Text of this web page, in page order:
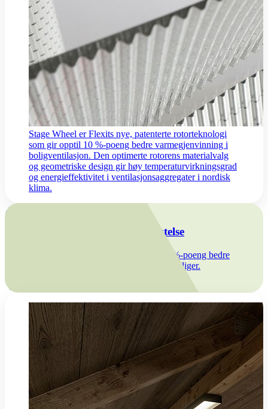
Stage Wheel er Flexits nye, patenterte rotorteknologi
som gir opptil 10 %-poeng bedre varmegjenvinning i
boligventilasjon. Den optimerte rotorens materialvalg
og geometriske design gir høy temperaturvirkningsgrad
og energieffektivitet i ventilasjonsaggregater i nordisk
klima.
Innovasjon
Ny rotorteknologi med skyhøy ytelse
Flexits patenterte Stage Wheel gir opp til 10 %-poeng bedre
varmegjenvinning i ventilasjonsaggregat for boliger.